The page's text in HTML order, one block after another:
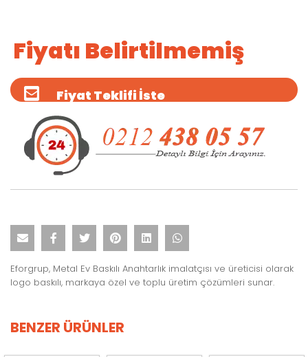
Fiyatı Belirtilmemiş
Fiyat Teklifi İste
Eforgrup, Metal Ev Baskılı Anahtarlık imalatçısı ve üreticisi olarak
logo baskılı, markaya özel ve toplu üretim çözümleri sunar.
BENZER ÜRÜNLER